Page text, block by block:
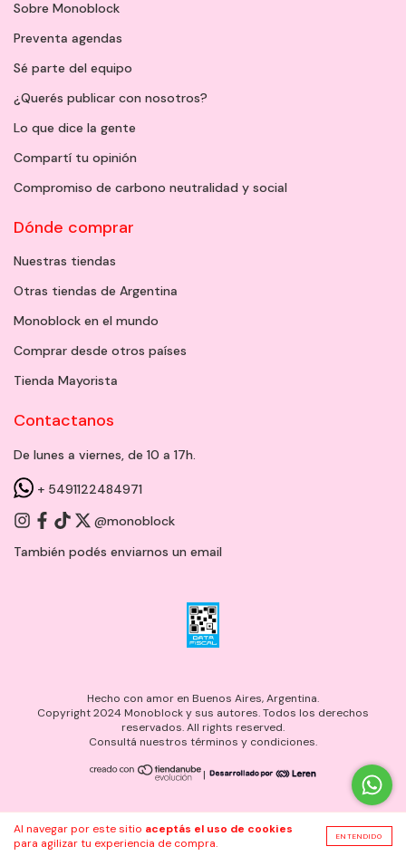
Al navegar por este sitio aceptás el uso de cookies
para agilizar tu experiencia de compra.
ENTENDIDO
Sobre Monoblock
Preventa agendas
Sé parte del equipo
¿Querés publicar con nosotros?
Lo que dice la gente
Compartí tu opinión
Compromiso de carbono neutralidad y social
Dónde comprar
Nuestras tiendas
Otras tiendas de Argentina
Monoblock en el mundo
Comprar desde otros países
Tienda Mayorista
Contactanos
De lunes a viernes, de 10 a 17h.
+ 5491122484971
@monoblock
También podés enviarnos un email
Hecho con amor en Buenos Aires, Argentina.
Copyright 2024 Monoblock y sus autores. Todos los derechos
reservados. All rights reserved.
Consultá nuestros términos y condiciones.
|